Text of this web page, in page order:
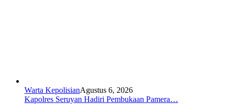
Warta KepolisianAgustus 6, 2026
Kapolres Seruyan Hadiri Pembukaan Pamera…